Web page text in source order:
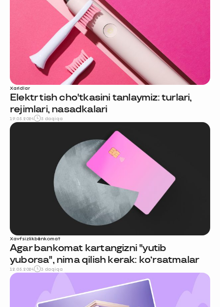
Xaridlar
Elektr tish cho'tkasini tanlaymiz: turlari,
rejimlari, nasadkalari
19.05.2024 5 daqiqa
Xavfsizlikbankomat
Agar bankomat kartangizni "yutib
yuborsa", nima qilish kerak: koʻrsatmalar
12.05.2024 3 daqiqa